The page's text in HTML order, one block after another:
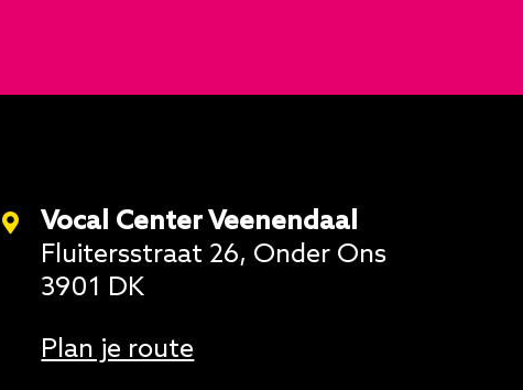
Vocal Center Veenendaal
Fluitersstraat 26, Onder Ons
3901 DK
Plan je route